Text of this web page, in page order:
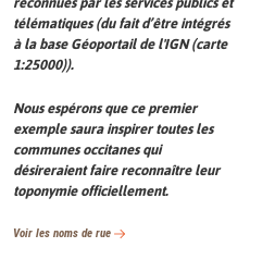
télématiques (du fait d’être intégrés
à la base Géoportail de l'IGN (carte
1:25000)).
Nous espérons que ce premier
exemple saura inspirer toutes les
communes occitanes qui
désireraient faire reconnaître leur
toponymie officiellement.
Voir les noms de rue